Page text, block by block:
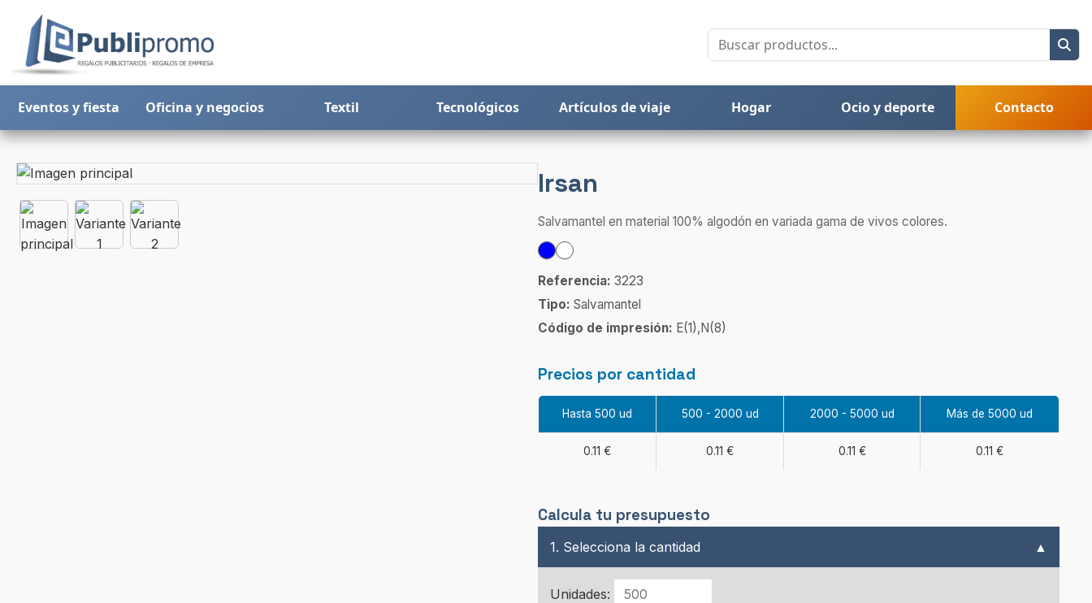
Eventos y fiesta Oficina y negocios Textil Tecnológicos Artículos de viaje Hogar Ocio y deporte Contacto
Irsan
Salvamantel en material 100% algodón en variada gama de vivos colores.
Referencia: 3223
Tipo: Salvamantel
Código de impresión: E(1),N(8)
Precios por cantidad
Hasta 500 ud 500 - 2000 ud 2000 - 5000 ud Más de 5000 ud
0.11 € 0.11 € 0.11 € 0.11 €
Calcula tu presupuesto
1. Selecciona la cantidad ▲
Unidades: